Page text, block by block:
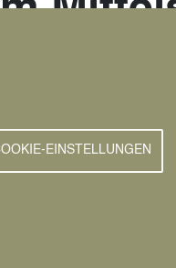
Fragen im Raum.
Juni 2021, von 16 bis
EINSTELLUNGEN